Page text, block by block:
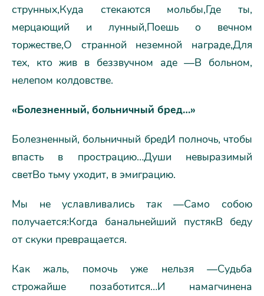
струнных,Куда стекаются мольбы,Где ты,
мерцающий и лунный,Поешь о вечном
торжестве,О странной неземной награде,Для
тех, кто жив в беззвучном аде —В больном,
нелепом колдовстве.
«Болезненный, больничный бред…»
Болезненный, больничный бредИ полночь, чтобы
впасть в прострацию…Души невыразимый
светВо тьму уходит, в эмиграцию.
Мы не уславливались так—Само собою
получается:Когда банальнейший пустякВ беду
от скуки превращается.
Как жаль, помочь уже нельзя —Судьба
строжайше позаботится…И намагчинена